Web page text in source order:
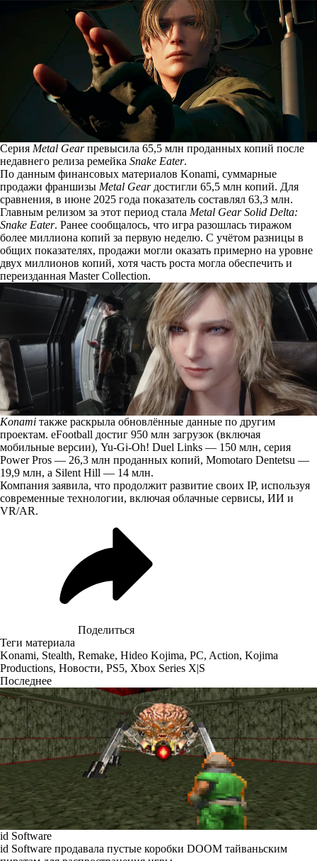
Серия Metal Gearпревысила 65,5 млн проданных копий после
недавнего релиза ремейка Snake Eater.
По данным финансовых материалов Konami, суммарные
продажи франшизы Metal Gearдостигли 65,5 млн копий. Для
сравнения, в июне 2025 года показатель составлял 63,3 млн.
Главным релизом за этот период стала Metal Gear Solid Delta:
Snake Eater. Ранее сообщалось, что игра разошлась тиражом
более миллиона копий за первую неделю. С учётом разницы в
общих показателях, продажи могли оказать примерно на уровне
двух миллионов копий, хотя часть роста могла обеспечить и
переизданная Master Collection.
Konami также раскрыла обновлённые данные по другим
проектам. eFootball достиг 950 млн загрузок (включая
мобильные версии), Yu-Gi-Oh! Duel Links — 150 млн, серия
Power Pros — 26,3 млн проданных копий, Momotaro Dentetsu —
19,9 млн, а Silent Hill — 14 млн.
Компания заявила, что продолжит развитие своих IP, используя
современные технологии, включая облачные сервисы, ИИ и
VR/AR.
Поделиться
Теги материала
Konami, Stealth, Remake, Hideo Kojima, PC, Action, Kojima
Productions, Новости, PS5, Xbox Series X|S
Последнее
id Software
id Software продавала пустые коробки DOOM тайваньским